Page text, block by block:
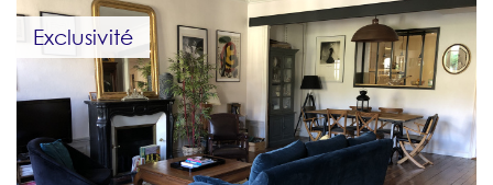
Exclusivité